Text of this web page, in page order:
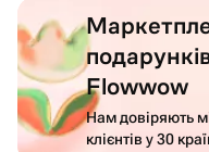
Flowwow
Нам довіряють
клієнтів у 30